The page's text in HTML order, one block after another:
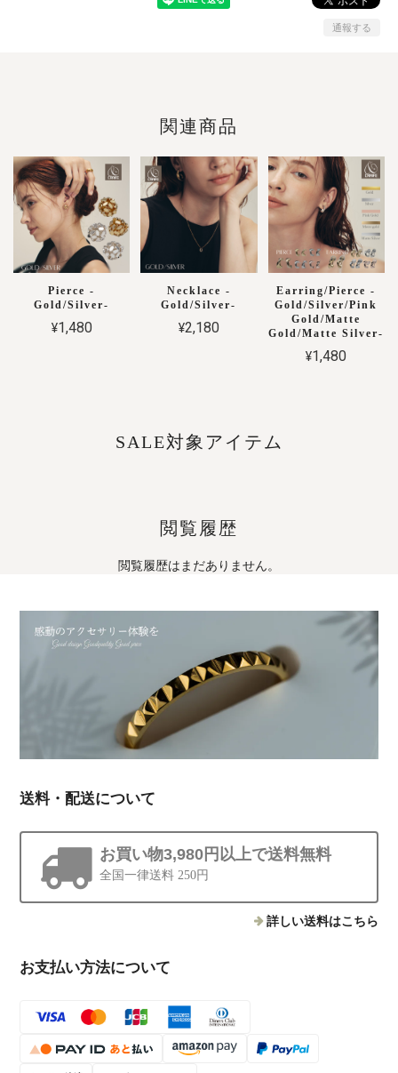
通報する
関連商品
Pierce -
Gold/Silver-
¥1,480
Necklace -
Gold/Silver-
¥2,180
Earring/Pierce -
Gold/Silver/Pink
Gold/Matte
Gold/Matte Silver-
¥1,480
SALE対象アイテム
閲覧履歴
閲覧履歴はまだありません。
送料・配送について
お買い物3,980円以上で送料無料
全国一律送料 250円
詳しい送料はこちら
お支払い方法について